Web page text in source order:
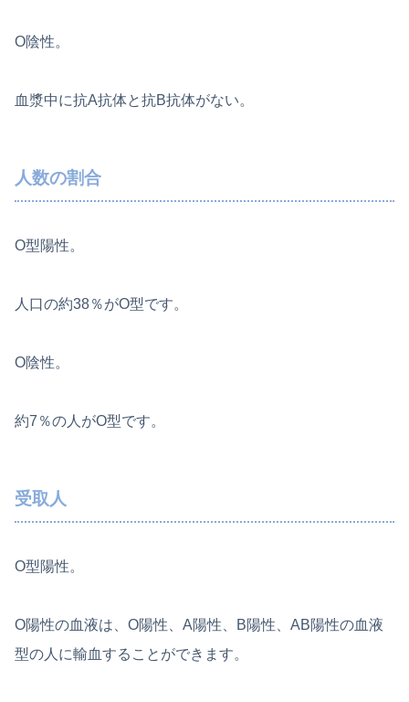
O陰性。
血漿中に抗A抗体と抗B抗体がない。
人数の割合
O型陽性。
人口の約38％がO型です。
O陰性。
約7％の人がO型です。
受取人
O型陽性。
O陽性の血液は、O陽性、A陽性、B陽性、AB陽性の血液
型の人に輸血することができます。